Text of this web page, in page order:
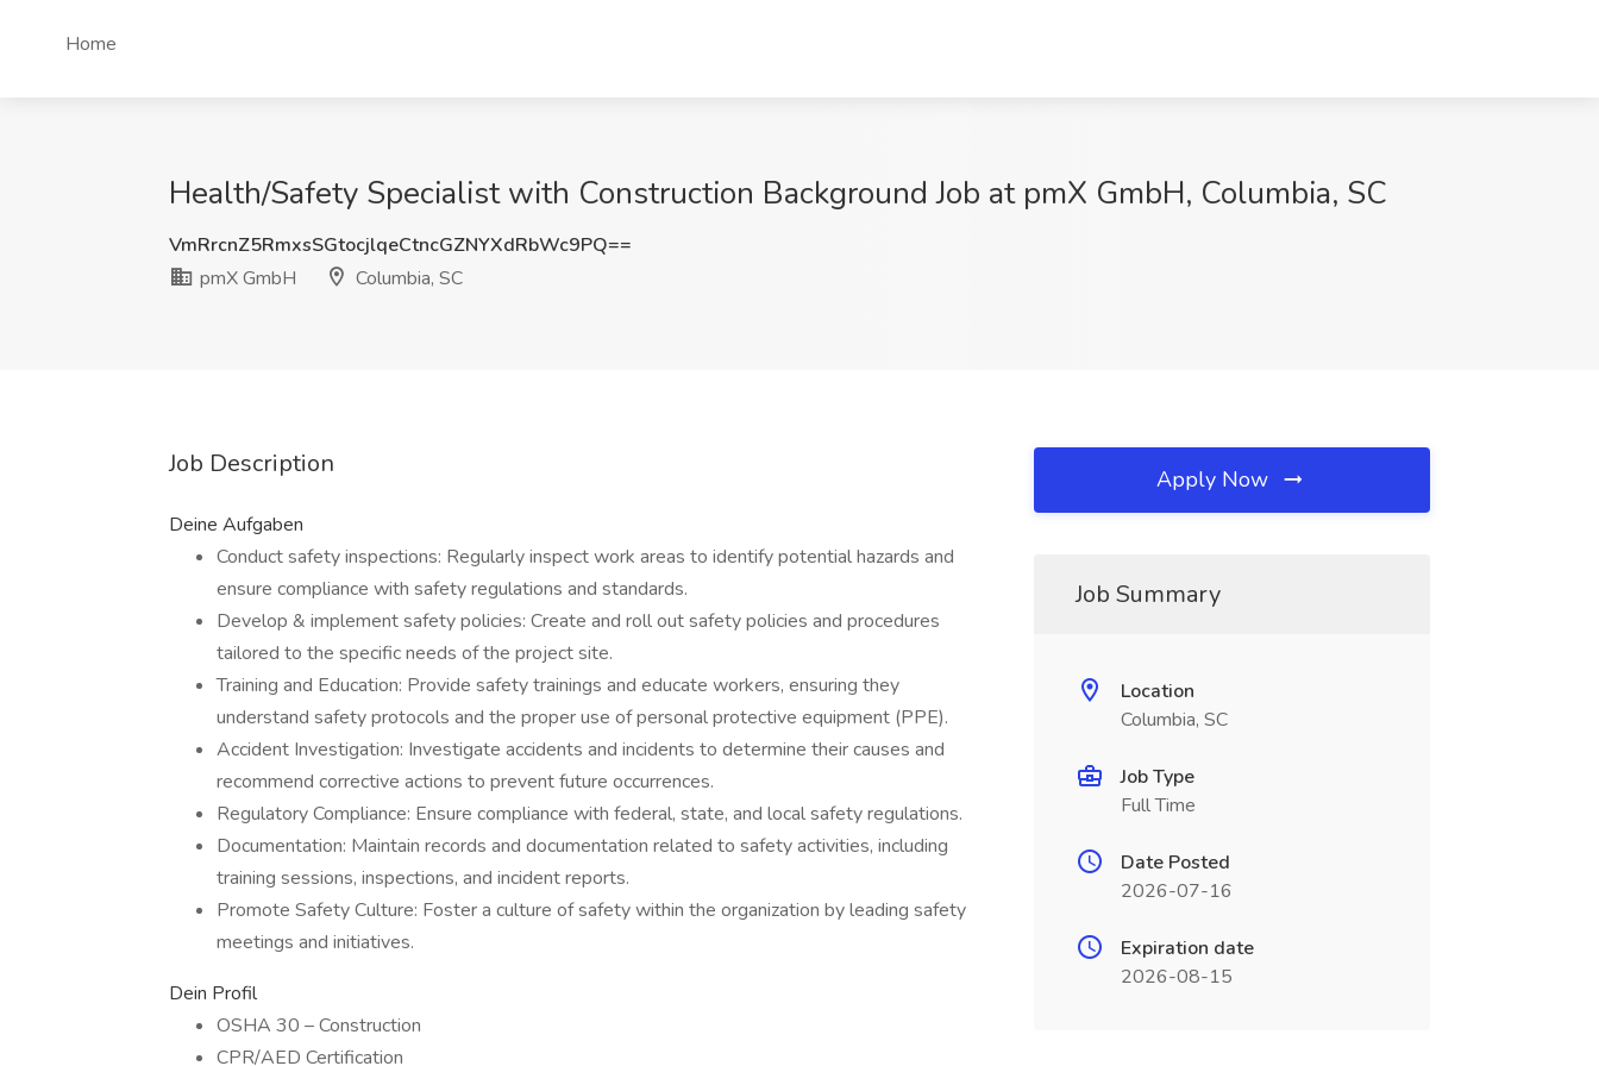
Home
Health/Safety Specialist with Construction Background Job at pmX GmbH, Columbia, SC
VmRrcnZ5RmxsSGtocjlqeCtncGZNYXdRbWc9PQ==
pmX GmbH
Columbia, SC
Job Description
Deine Aufgaben
Conduct safety inspections: Regularly inspect work areas to identify potential hazards and
ensure compliance with safety regulations and standards.
Develop & implement safety policies: Create and roll out safety policies and procedures
tailored to the specific needs of the project site.
Training and Education: Provide safety trainings and educate workers, ensuring they
understand safety protocols and the proper use of personal protective equipment (PPE).
Accident Investigation: Investigate accidents and incidents to determine their causes and
recommend corrective actions to prevent future occurrences.
Regulatory Compliance: Ensure compliance with federal, state, and local safety regulations.
Documentation: Maintain records and documentation related to safety activities, including
training sessions, inspections, and incident reports.
Promote Safety Culture: Foster a culture of safety within the organization by leading safety
meetings and initiatives.
Dein Profil
OSHA 30 – Construction
CPR/AED Certification
Apply Now
Job Summary
Location
Columbia, SC
Job Type
Full Time
Date Posted
2026-07-16
Expiration date
2026-08-15